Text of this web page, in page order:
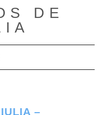
DE
modo de navegación
–